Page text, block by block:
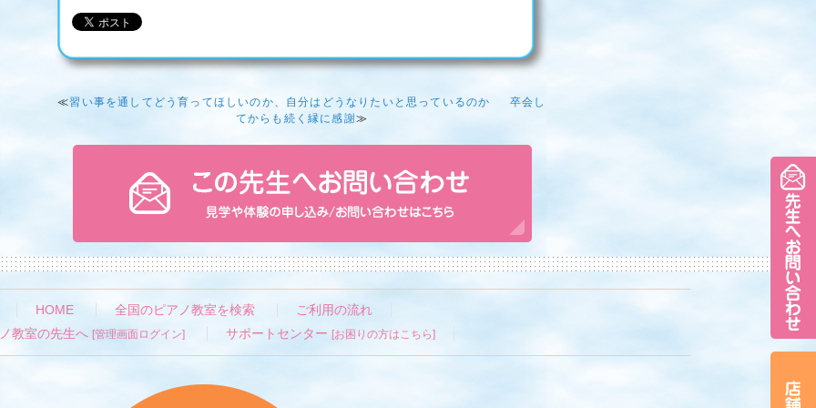
≪習い事を通してどう育ってほしいのか、自分はどうなりたいと思っているのか
卒会し
てからも続く縁に感謝≫
HOME 全国のピアノ教室を検索
ご利用の流れ
教室の先生へ [管理画面ログイン] サポートセンター [お困りの方はこちら]